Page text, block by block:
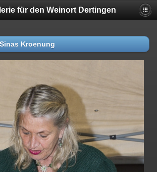
für den Weinort Dertingen
Kroenung